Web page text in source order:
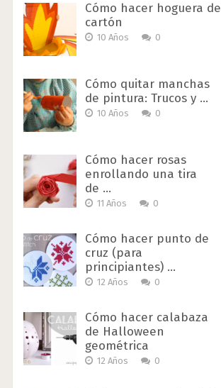
Cómo hacer hoguera de
cartón
10 Años 0
Cómo quitar manchas
de pintura: Trucos y …
10 Años 0
Cómo hacer rosas
enrollando una tira
de …
11 Años 0
Cómo hacer punto de
cruz (para
principiantes) …
12 Años 0
Cómo hacer calabaza
de Halloween
geométrica
12 Años 0